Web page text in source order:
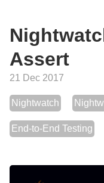
Assert
21 Dec 2017
Nightwatch
End-to-End Testing